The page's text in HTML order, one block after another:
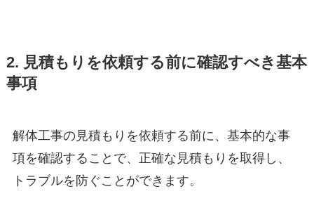
2. 見積もりを依頼する前に確認すべき基本
事項
解体工事の見積もりを依頼する前に、基本的な事
項を確認することで、正確な見積もりを取得し、
トラブルを防ぐことができます。